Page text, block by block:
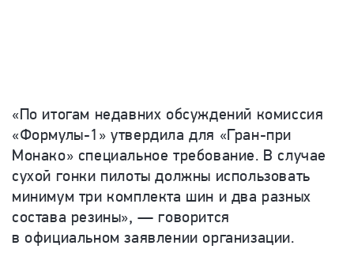
«По итогам недавних обсуждений комиссия
«Формулы-1» утвердила для «Гран-при
Монако» специальное требование. В случае
сухой гонки пилоты должны использовать
минимум три комплекта шин и два разных
состава резины», — говорится
в официальном заявлении организации.